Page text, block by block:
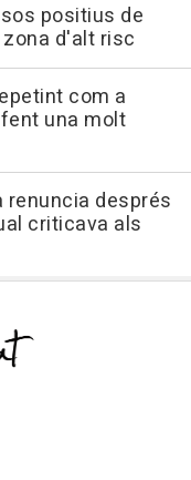
positius de
zona d'alt risc
com a
una molt
renuncia després
criticava als